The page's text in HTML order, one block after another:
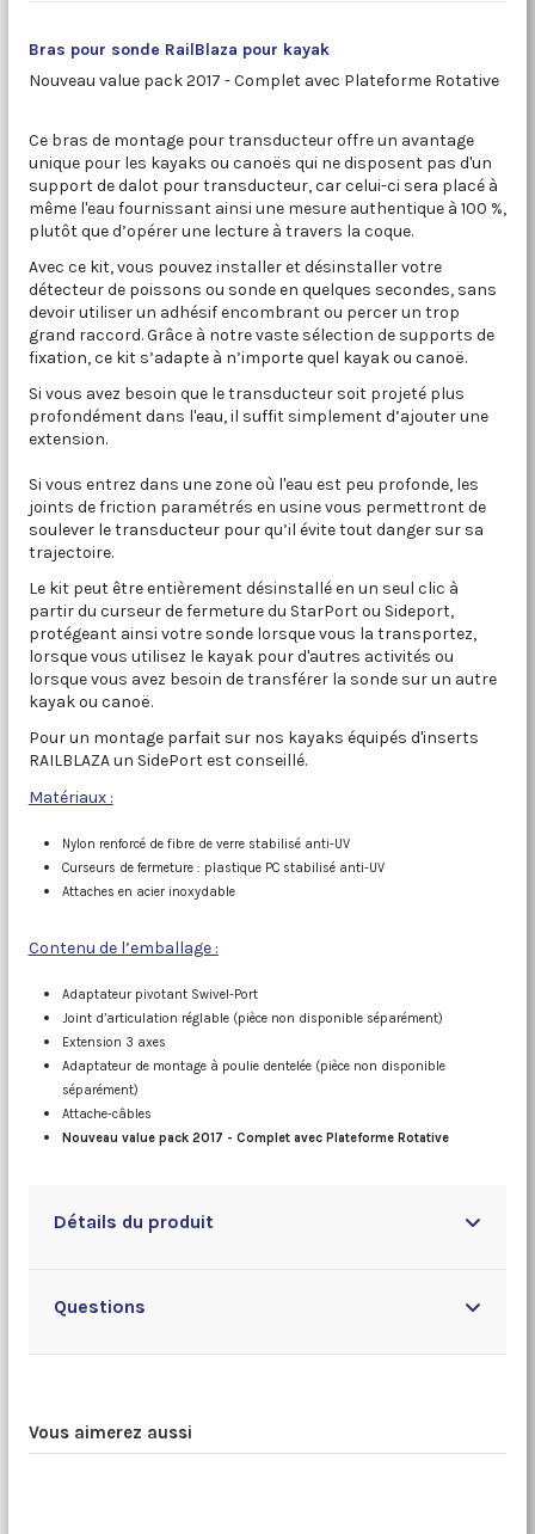
Bras pour sonde RailBlaza pour kayak
Nouveau value pack 2017 - Complet avec Plateforme Rotative
Ce bras de montage pour transducteur offre un avantage
unique pour les kayaks ou canoës qui ne disposent pas d'un
support de dalot pour transducteur, car celui-ci sera placé à
même l'eau fournissant ainsi une mesure authentique à 100 %,
plutôt que d’opérer une lecture à travers la coque.
Avec ce kit, vous pouvez installer et désinstaller votre
détecteur de poissons ou sonde en quelques secondes, sans
devoir utiliser un adhésif encombrant ou percer un trop
grand raccord. Grâce à notre vaste sélection de supports de
fixation, ce kit s’adapte à n’importe quel kayak ou canoë.
Si vous avez besoin que le transducteur soit projeté plus
profondément dans l'eau, il suffit simplement d’ajouter une
extension.
Si vous entrez dans une zone où l'eau est peu profonde, les
joints de friction paramétrés en usine vous permettront de
soulever le transducteur pour qu’il évite tout danger sur sa
trajectoire.
Le kit peut être entièrement désinstallé en un seul clic à
partir du curseur de fermeture du StarPort ou Sideport,
protégeant ainsi votre sonde lorsque vous la transportez,
lorsque vous utilisez le kayak pour d'autres activités ou
lorsque vous avez besoin de transférer la sonde sur un autre
kayak ou canoë.
Pour un montage parfait sur nos kayaks équipés d'inserts
RAILBLAZA un SidePort est conseillé.
Matériaux :
Nylon renforcé de fibre de verre stabilisé anti-UV
Curseurs de fermeture : plastique PC stabilisé anti-UV
Attaches en acier inoxydable
Contenu de l’emballage :
Adaptateur pivotant Swivel-Port
Joint d’articulation réglable (pièce non disponible séparément)
Extension 3 axes
Adaptateur de montage à poulie dentelée (pièce non disponible
séparément)
Attache-câbles
Nouveau value pack 2017 - Complet avec Plateforme Rotative
Détails du produit
Questions
Vous aimerez aussi